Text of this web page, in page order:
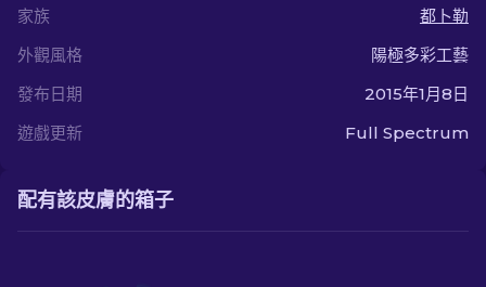
家族
都卜勒
外觀風格
陽極多彩工藝
發布日期
2015年1月8日
遊戲更新
Full Spectrum
配有該皮膚的箱子